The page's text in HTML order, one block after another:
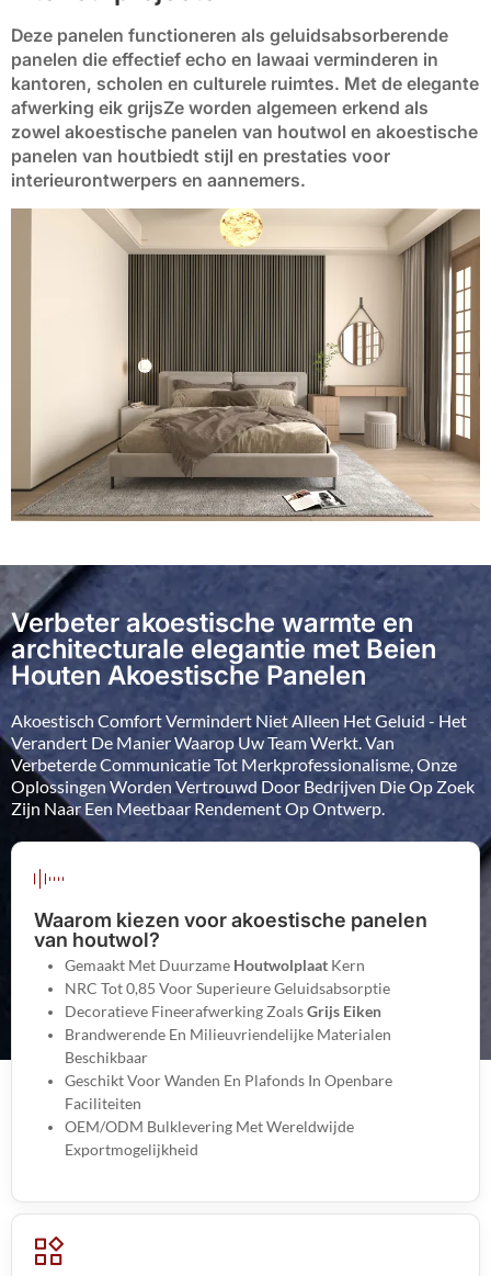
Deze panelen functioneren als geluidsabsorberende
panelen die effectief echo en lawaai verminderen in
kantoren, scholen en culturele ruimtes. Met de elegante
afwerking eik grijsZe worden algemeen erkend als
zowel akoestische panelen van houtwol en akoestische
panelen van houtbiedt stijl en prestaties voor
interieurontwerpers en aannemers.
Verbeter akoestische warmte en
architecturale elegantie met Beien
Houten Akoestische Panelen
Akoestisch Comfort Vermindert Niet Alleen Het Geluid - Het
Verandert De Manier Waarop Uw Team Werkt. Van
Verbeterde Communicatie Tot Merkprofessionalisme, Onze
Oplossingen Worden Vertrouwd Door Bedrijven Die Op Zoek
Zijn Naar Een Meetbaar Rendement Op Ontwerp.
Waarom kiezen voor akoestische panelen
van houtwol?
Gemaakt Met Duurzame Houtwolplaat Kern
NRC Tot 0,85 Voor Superieure Geluidsabsorptie
Decoratieve Fineerafwerking ZoalsGrijs Eiken
Brandwerende En Milieuvriendelijke Materialen
Beschikbaar
Geschikt Voor Wanden En Plafonds In Openbare
Faciliteiten
OEM/ODM Bulklevering Met Wereldwijde
Exportmogelijkheid